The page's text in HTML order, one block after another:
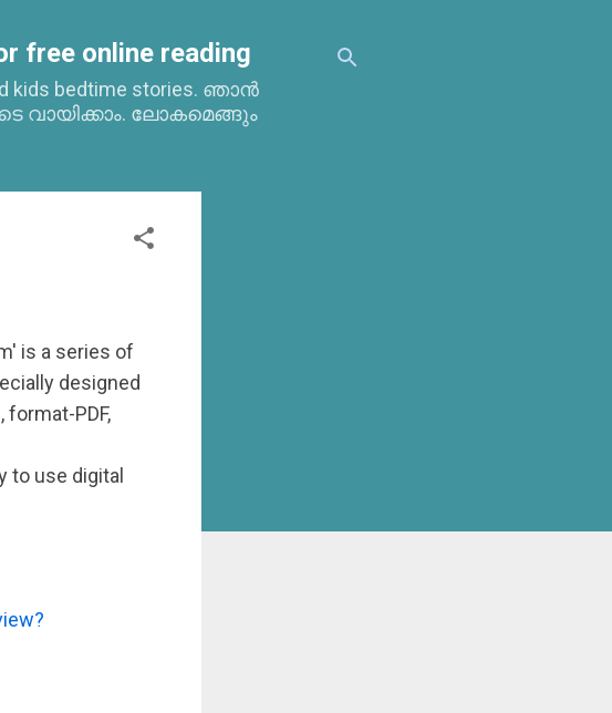
free online reading
kids bedtime stories. ഞാൻ
വായിക്കാം. ലോകമെങ്ങും
is a series of
designed
PDF,
to use digital